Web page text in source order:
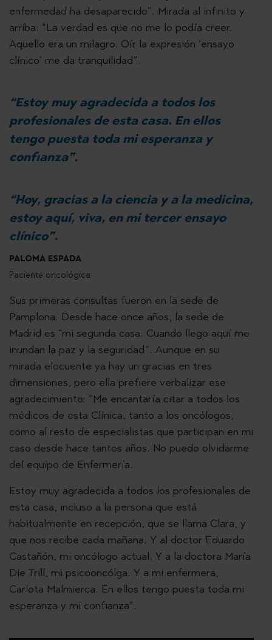
enfermedad ha desaparecido”. Mirada al infinito y
arriba: “La verdad es que no me lo podía creer.
Aquello era un milagro. Oír la expresión ‘ensayo
clínico’ me da tranquilidad”.
“Estoy muy agradecida a todos los
profesionales de esta casa. En ellos
tengo puesta toda mi esperanza y
confianza”.
“Hoy, gracias a la ciencia y a la medicina,
estoy aquí, viva, en mi tercer ensayo
clínico”.
PALOMA ESPADA
Paciente oncológica
Sus primeras consultas fueron en la sede de
Pamplona. Desde hace once años, la sede de
Madrid es “mi segunda casa. Cuando llego aquí me
inundan la paz y la seguridad”. Aunque en su
mirada elocuente ya hay un gracias en tres
dimensiones, pero ella prefiere verbalizar ese
agradecimiento: “Me encantaría citar a todos los
médicos de esta Clínica, tanto a los oncólogos,
como al resto de especialistas que participan en mi
caso desde hace tantos años. No puedo olvidarme
del equipo de Enfermería.
Estoy muy agradecida a todos los profesionales de
esta casa, incluso a la persona que está
habitualmente en recepción, que se llama Clara, y
que nos recibe cada mañana. Y al doctor Eduardo
Castañón, mi oncólogo actual. Y a la doctora María
Die Trill, mi psicooncólga. Y a mi enfermera,
Carlota Malmierca. En ellos tengo puesta toda mi
esperanza y mi confianza”.